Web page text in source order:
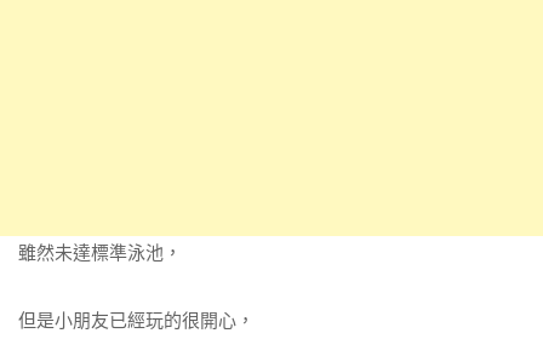
雖然未達標準泳池，
但是小朋友已經玩的很開心，